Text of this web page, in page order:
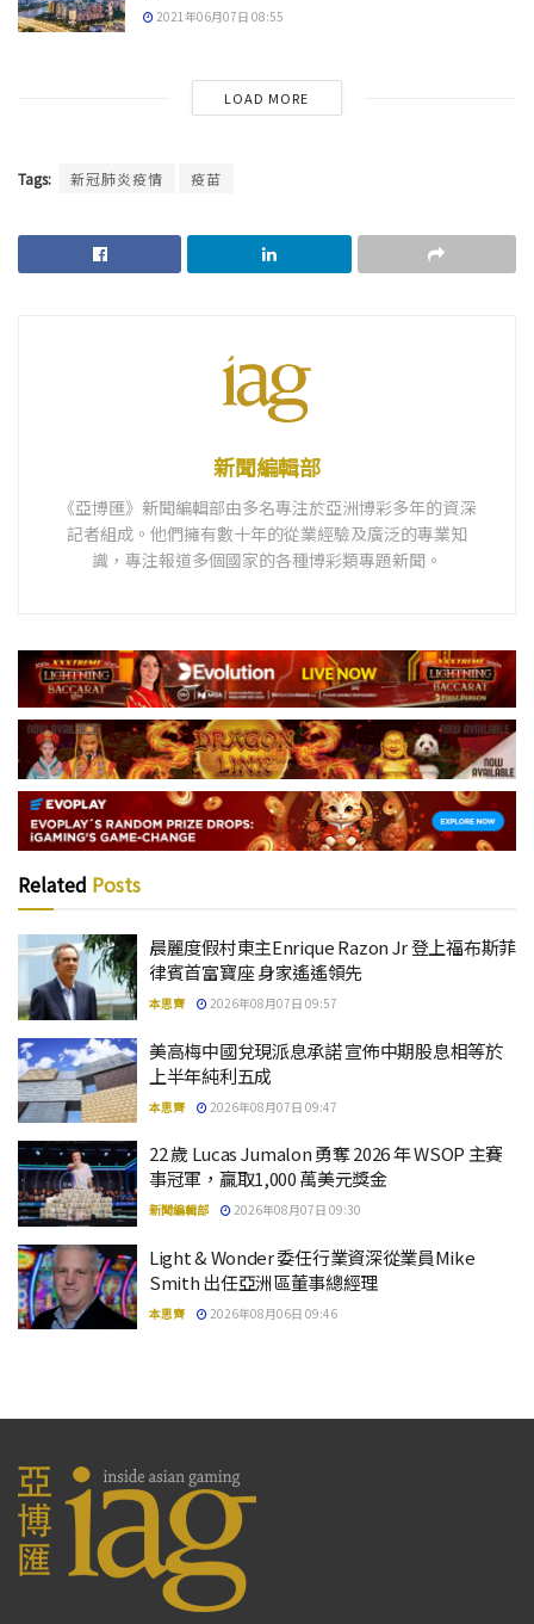
2021年06月07日 08:55
LOAD MORE
Tags: 新冠肺炎疫情 疫苗
新聞編輯部
《亞博匯》新聞編輯部由多名專注於亞洲博彩多年的資深
記者組成。他們擁有數十年的從業經驗及廣泛的專業知
識，專注報道多個國家的各種博彩類專題新聞。
Related Posts
晨麗度假村東主Enrique Razon Jr 登上福布斯菲
律賓首富寶座 身家遙遙領先
本思齊 2026年08月07日 09:57
美高梅中國兌現派息承諾 宣佈中期股息相等於
上半年純利五成
本思齊 2026年08月07日 09:47
22 歲 Lucas Jumalon 勇奪 2026 年 WSOP 主賽
事冠軍，贏取1,000 萬美元獎金
新聞編輯部 2026年08月07日 09:30
Light & Wonder 委任行業資深從業員Mike
Smith 出任亞洲區董事總經理
本思齊 2026年08月06日 09:46